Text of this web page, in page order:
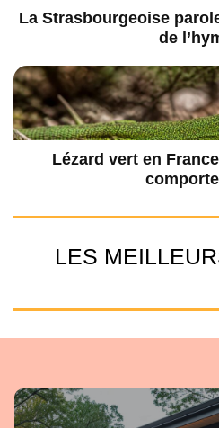
La Strasbourgeoise
de
Lézard vert en
LES